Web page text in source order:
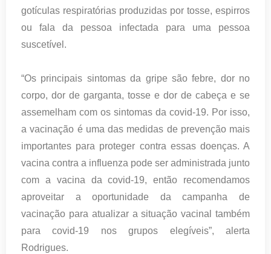
gotículas respiratórias produzidas por tosse, espirros
ou fala da pessoa infectada para uma pessoa
suscetível.
“Os principais sintomas da gripe são febre, dor no
corpo, dor de garganta, tosse e dor de cabeça e se
assemelham com os sintomas da covid-19. Por isso,
a vacinação é uma das medidas de prevenção mais
importantes para proteger contra essas doenças. A
vacina contra a influenza pode ser administrada junto
com a vacina da covid-19, então recomendamos
aproveitar a oportunidade da campanha de
vacinação para atualizar a situação vacinal também
para covid-19 nos grupos elegíveis”, alerta
Rodrigues.